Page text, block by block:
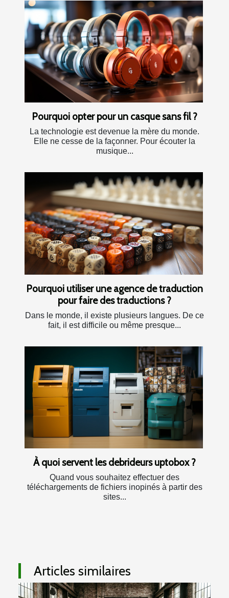
Pourquoi opter pour un casque sans fil ?
La technologie est devenue la mère du monde.
Elle ne cesse de la façonner. Pour écouter la
musique...
Pourquoi utiliser une agence de traduction
pour faire des traductions ?
Dans le monde, il existe plusieurs langues. De ce
fait, il est difficile ou même presque...
À quoi servent les debrideurs uptobox ?
Quand vous souhaitez effectuer des
téléchargements de fichiers inopinés à partir des
sites...
Articles similaires